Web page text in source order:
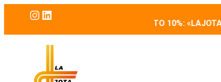
contenido
Instagram LinkedIn
CUPÓN DE DESCUENTO 10%: «LAJOTA10»